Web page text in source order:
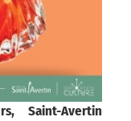
Saint-Avertin